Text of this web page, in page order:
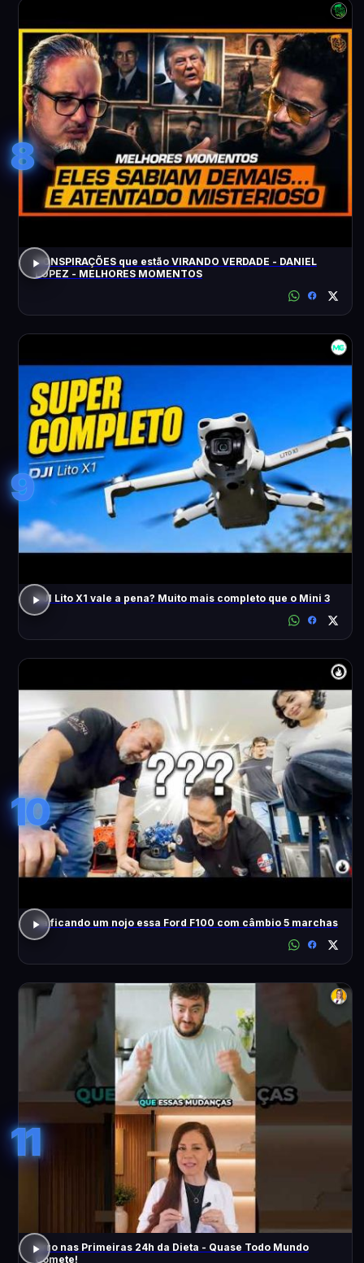
8
CONSPIRAÇÕES que estão VIRANDO VERDADE - DANIEL
LOPEZ - MELHORES MOMENTOS
9
DJI Lito X1 vale a pena? Muito mais completo que o Mini 3
10
Tá ficando um nojo essa Ford F100 com câmbio 5 marchas
11
Erro nas Primeiras 24h da Dieta - Quase Todo Mundo
Comete!